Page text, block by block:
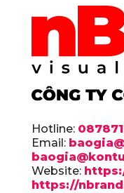
Hotline:
Email:
Website:
https://